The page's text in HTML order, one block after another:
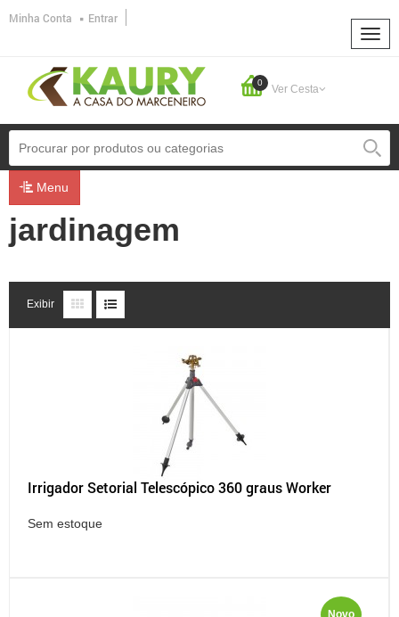
Minha Conta Entrar
0
Ver Cesta
Menu
jardinagem
Exibir
Irrigador Setorial Telescópico 360 graus Worker
Sem estoque
Novo